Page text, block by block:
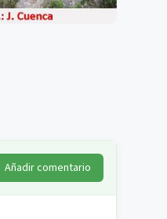
Añadir comentario